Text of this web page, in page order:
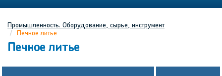
Промышленность. Оборудование, сырье, инструмент
Печное литье
Печное литье